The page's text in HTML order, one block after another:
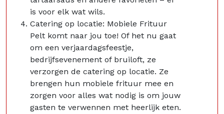
is voor elk wat wils.
Catering op locatie: Mobiele Frituur
Pelt komt naar jou toe! Of het nu gaat
om een verjaardagsfeestje,
bedrijfsevenement of bruiloft, ze
verzorgen de catering op locatie. Ze
brengen hun mobiele frituur mee en
zorgen voor alles wat nodig is om jouw
gasten te verwennen met heerlijk eten.